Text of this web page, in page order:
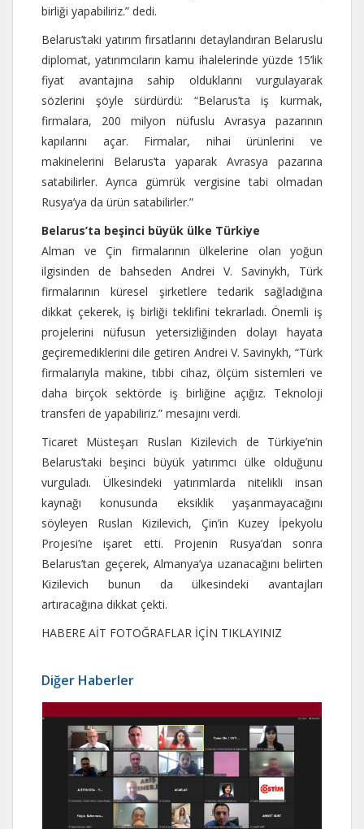
birliği yapabiliriz.” dedi.
Belarus’taki yatırım fırsatlarını detaylandıran Belaruslu
diplomat, yatırımcıların kamu ihalelerinde yüzde 15’lik
fiyat avantajına sahip olduklarını vurgulayarak
sözlerini şöyle sürdürdü: “Belarus’ta iş kurmak,
firmalara, 200 milyon nüfuslu Avrasya pazarının
kapılarını açar. Firmalar, nihai ürünlerini ve
makinelerini Belarus’ta yaparak Avrasya pazarına
satabilirler. Ayrıca gümrük vergisine tabi olmadan
Rusya’ya da ürün satabilirler.”
Belarus’ta beşinci büyük ülke Türkiye
Alman ve Çin firmalarının ülkelerine olan yoğun
ilgisinden de bahseden Andrei V. Savinykh, Türk
firmalarının küresel şirketlere tedarik sağladığına
dikkat çekerek, iş birliği teklifini tekrarladı. Önemli iş
projelerini nüfusun yetersizliğinden dolayı hayata
geçiremediklerini dile getiren Andrei V. Savinykh, “Türk
firmalarıyla makine, tıbbi cihaz, ölçüm sistemleri ve
daha birçok sektörde iş birliğine açığız. Teknoloji
transferi de yapabiliriz.” mesajını verdi.
Ticaret Müsteşarı Ruslan Kizilevich de Türkiye’nin
Belarus’taki beşinci büyük yatırımcı ülke olduğunu
vurguladı. Ülkesindeki yatırımlarda nitelikli insan
kaynağı konusunda eksiklik yaşanmayacağını
söyleyen Ruslan Kizilevich, Çin’in Kuzey İpekyolu
Projesi’ne işaret etti. Projenin Rusya’dan sonra
Belarus’tan geçerek, Almanya’ya uzanacağını belirten
Kizilevich bunun da ülkesindeki avantajları
artıracağına dikkat çekti.
HABERE AİT FOTOĞRAFLAR İÇİN TIKLAYINIZ
Diğer Haberler